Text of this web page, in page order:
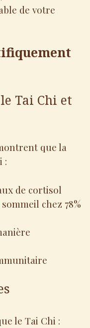
de votre
Tai Chi et
que la
:
de cortisol
chez 78%
le Tai Chi :